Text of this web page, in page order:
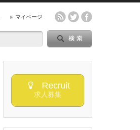
マイページ
Recruit
求人募集